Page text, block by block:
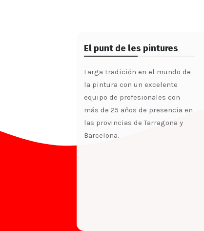
El punt de les pintures
Larga tradición en el mundo de
la pintura con un excelente
equipo de profesionales con
más de 25 años de presencia en
las provincias de Tarragona y
Barcelona.